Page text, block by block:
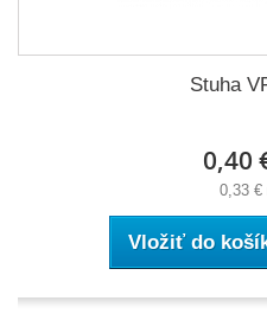
Stuha
0,40
0,33 €
Vložiť do